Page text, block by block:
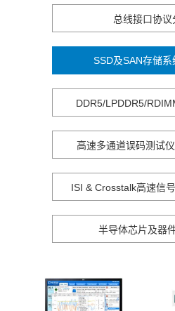
总线接口协议
SSD及SAN存储
DDR5/LPDDR5/
高速多通道误码测试
ISI & Crosstalk高速信
半导体芯片及器